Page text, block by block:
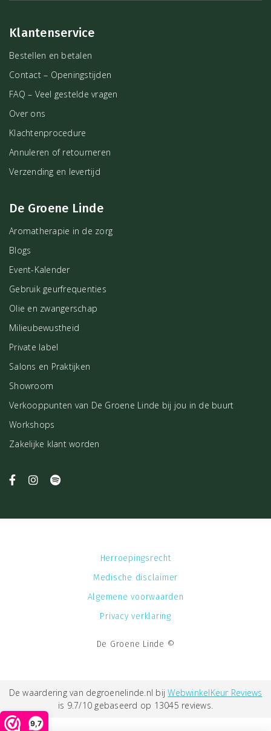
9,7
Klantenservice
Bestellen en betalen
Contact – Openingstijden
FAQ – Veel gestelde vragen
Over ons
Klachtenprocedure
Annuleren of retourneren
Verzending en levertijd
De Groene Linde
Aromatherapie in de zorg
Blogs
Event-Kalender
Gebruik geurfrequenties
Olie en zwangerschap
Milieubewustheid
Private label
Salons en Praktijken
Showroom
Verkooppunten van De Groene Linde bij jou in de buurt
Workshops
Zakelijke klant worden
De Groene Linde ©
Herroepingsrecht
Medische disclaimer
Algemene voorwaarden
Privacy verklaring
De waardering van degroenelinde.nl bijWebwinkelKeur Reviews
is 9.7/10 gebaseerd op 13045 reviews.